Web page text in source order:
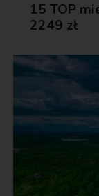
15 TOP
2249 zł